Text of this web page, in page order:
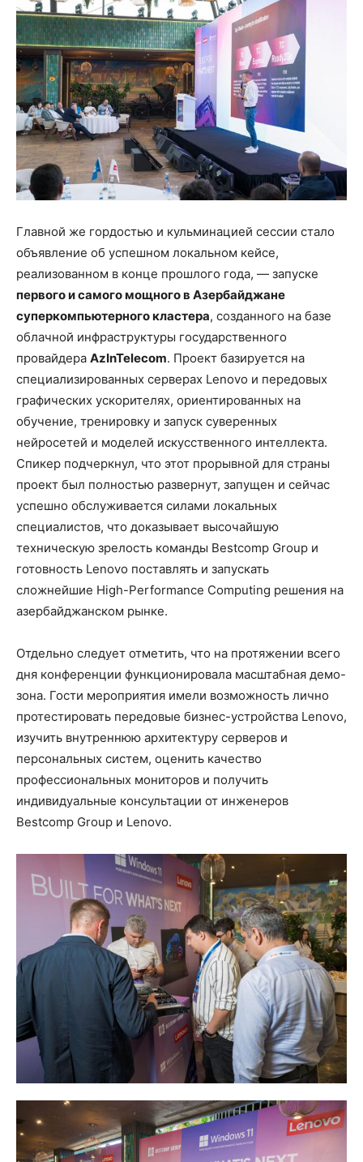
Главной же гордостью и кульминацией сессии стало
объявление об успешном локальном кейсе,
реализованном в конце прошлого года, — запуске
первого и самого мощного в Азербайджане
суперкомпьютерного кластера, созданного на базе
облачной инфраструктуры государственного
провайдера AzInTelecom. Проект базируется на
специализированных серверах Lenovo и передовых
графических ускорителях, ориентированных на
обучение, тренировку и запуск суверенных
нейросетей и моделей искусственного интеллекта.
Спикер подчеркнул, что этот прорывной для страны
проект был полностью развернут, запущен и сейчас
успешно обслуживается силами локальных
специалистов, что доказывает высочайшую
техническую зрелость команды Bestcomp Group и
готовность Lenovo поставлять и запускать
сложнейшие High-Performance Computing решения на
азербайджанском рынке.
Отдельно следует отметить, что на протяжении всего
дня конференции функционировала масштабная демо-
зона. Гости мероприятия имели возможность лично
протестировать передовые бизнес-устройства Lenovo,
изучить внутреннюю архитектуру серверов и
персональных систем, оценить качество
профессиональных мониторов и получить
индивидуальные консультации от инженеров
Bestcomp Group и Lenovo.